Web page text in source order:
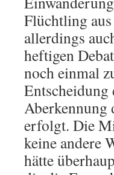
Flüchtling
allerdings
heftigen
noch einmal
Entscheidung
Aberkennung
erfolgt. Die
keine andere
hätte